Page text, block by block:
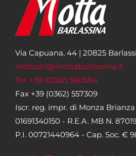
Via Capuana, 44 | 20825
mottasrl@mottabarlassina.it
Tel. +39 (0362) 560584
Fax +39 (0362) 557309
Iscr. reg. impr. di Monza Brianza
01691340150 - R.E.A. MB N.
P.I. 00721440964 - Cap. Soc. €